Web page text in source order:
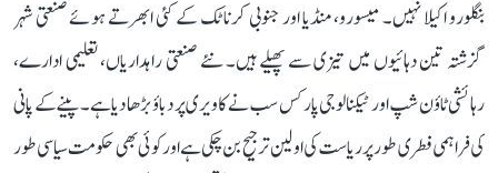
بنگلورو اکیلا نہیں۔ میسورو، منڈیا اور جنوبی کرناٹک کے کئی ابھرتے ہوئے صنعتی شہر
گزشتہ تین دہائیوں میں تیزی سے پھیلے ہیں۔ نئے صنعتی راہداریاں، تعلیمی ادارے،
رہائشی ٹاؤن شپ اور ٹیکنالوجی پارکس سب نے کاویری پر دباؤ بڑھا دیا ہے۔ پینے کے پانی
کی فراہمی فطری طور پر ریاست کی اولین ترجیح بن چکی ہے اور کوئی بھی حکومت سیاسی طور